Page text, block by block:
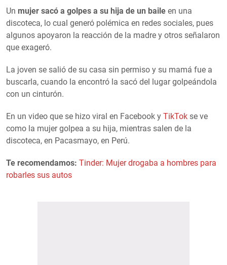
Un mujer sacó a golpes a su hija de un baile en una
discoteca, lo cual generó polémica en redes sociales, pues
algunos apoyaron la reacción de la madre y otros señalaron
que exageró.
La joven se salió de su casa sin permiso y su mamá fue a
buscarla, cuando la encontró la sacó del lugar golpeándola
con un cinturón.
En un video que se hizo viral en Facebook y TikTok se ve
como la mujer golpea a su hija, mientras salen de la
discoteca, en Pacasmayo, en Perú.
Te recomendamos: Tinder: Mujer drogaba a hombres para
robarles sus autos